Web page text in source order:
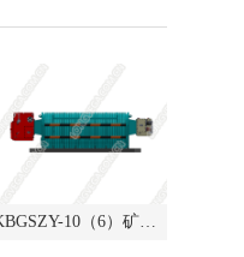
KBGSZY-10（6）矿用隔爆型移动变电站